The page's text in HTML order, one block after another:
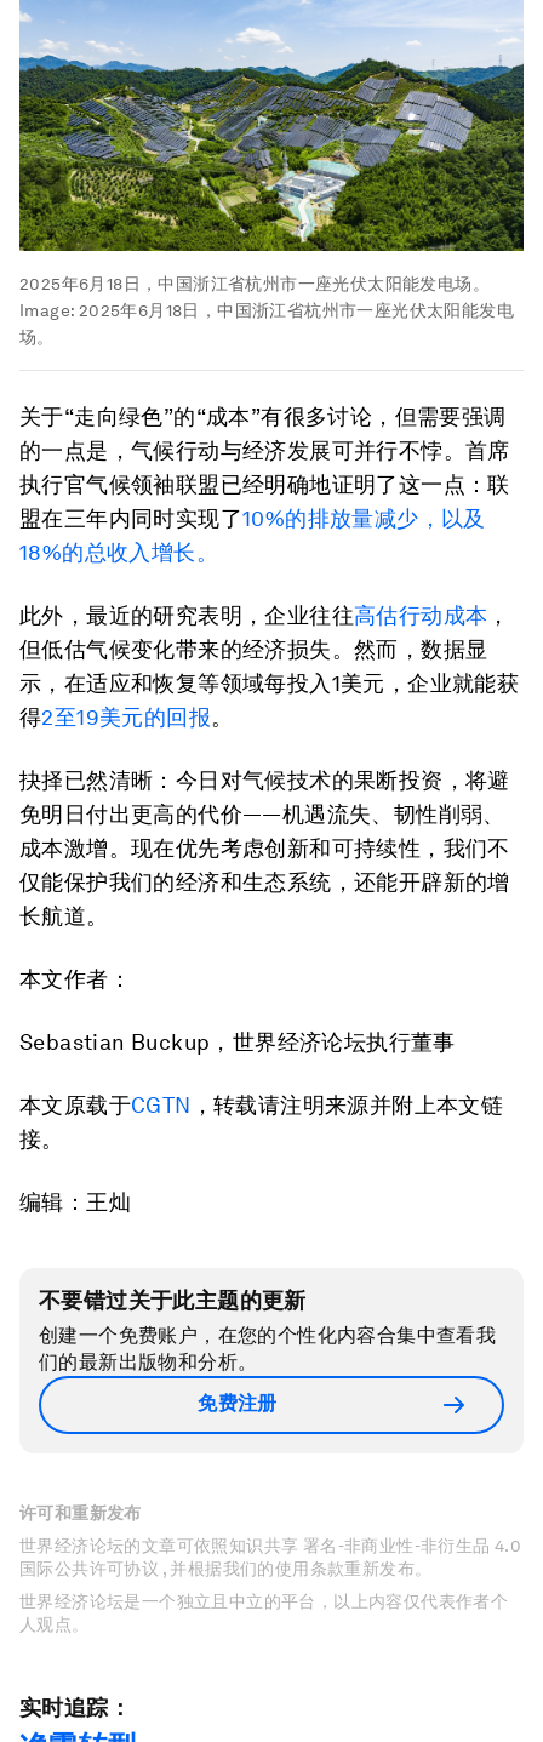
2025年6月18日，中国浙江省杭州市一座光伏太阳能发电场。
Image: 2025年6月18日，中国浙江省杭州市一座光伏太阳能发电
场。
关于“走向绿色”的“成本”有很多讨论，但需要强调
的一点是，气候行动与经济发展可并行不悖。首席
执行官气候领袖联盟已经明确地证明了这一点：联
盟在三年内同时实现了10%的排放量减少，以及
18%的总收入增长。
此外，最近的研究表明，企业往往高估行动成本 ，
但低估气候变化带来的经济损失。然而，数据显
示，在适应和恢复等领域每投入1美元，企业就能获
得2至19美元的回报。
抉择已然清晰：今日对气候技术的果断投资，将避
免明日付出更高的代价——机遇流失、韧性削弱、
成本激增。现在优先考虑创新和可持续性，我们不
仅能保护我们的经济和生态系统，还能开辟新的增
长航道。
本文作者：
Sebastian Buckup，世界经济论坛执行董事
本文原载于CGTN ，转载请注明来源并附上本文链
接。
编辑：王灿
不要错过关于此主题的更新
创建一个免费账户，在您的个性化内容合集中查看我
们的最新出版物和分析。
免费注册
许可和重新发布
世界经济论坛的文章可依照知识共享 署名-非商业性-非衍生品 4.0
国际公共许可协议 , 并根据我们的使用条款重新发布。
世界经济论坛是一个独立且中立的平台，以上内容仅代表作者个
人观点。
实时追踪：